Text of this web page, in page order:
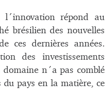
répond au
brésilien des nouvelles
ces dernières années.
des investissements
n´a pas comblé
du pays en la matière, ce